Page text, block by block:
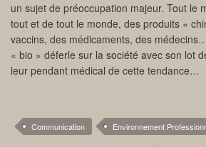
un sujet de préoccupation majeur. Tout le
tout et de tout le monde, des produits «
vaccins, des médicaments, des
« bio » déferle sur la société avec son lot
leur pendant médical de cette tendance…
Communication Environnement